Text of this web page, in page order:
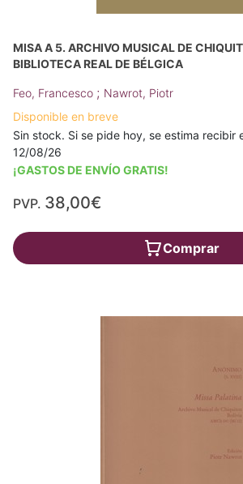
MISA A 5. ARCHIVO MUSICAL DE
BIBLIOTECA REAL DE BÉLGICA
Feo, Francesco ; Nawrot, Piotr
Disponible en breve
Sin stock. Si se pide hoy, se estima recibir
12/08/26
¡GASTOS DE ENVÍO GRATIS!
PVP. 38,00€
Comprar